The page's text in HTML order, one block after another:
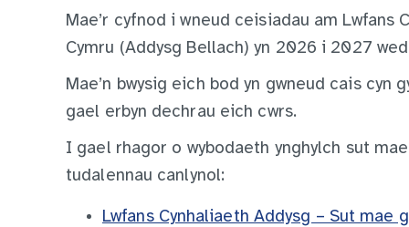
Mae’r cyfnod i wneud ceisiadau am Lwfans
Cymru (Addysg Bellach) yn 2026 i 2027
Mae’n bwysig eich bod yn gwneud cais cyn
gael erbyn dechrau eich cwrs.
I gael rhagor o wybodaeth ynghylch sut
tudalennau canlynol:
Lwfans Cynhaliaeth Addysg – Sut mae